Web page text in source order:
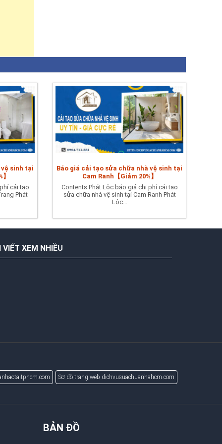
sinh tại
cải tạo
Phát
Báo giá cải tạo sửa chữa nhà vệ sinh tại
Cam Ranh【Giảm 20%】
Contents Phát Lộc báo giá chi phí cải tạo
sửa chữa nhà vệ sinh tại Cam Ranh Phát
Lộc...
VIẾT XEM NHIỀU
Sơ đồ trang web dichvusuachuanhahcm.com
BẢN ĐỒ